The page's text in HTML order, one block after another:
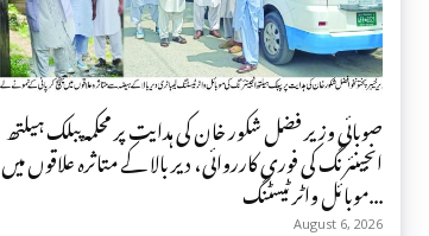
صوبائی وزیر فضل شکور خان کی ہدایت پر محکمہ پبلک ہیلتھ
انجینئرنگ کی فوری کارروائی، دیر بالا کے متاثرہ علاقوں میں
موبائل واٹر ٹیسٹنگ...
August 6, 2026